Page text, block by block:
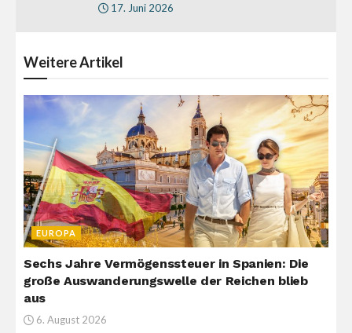
17. Juni 2026
WeitereArtikel
EUROPA
Sechs Jahre Vermögenssteuer in Spanien: Die
große Auswanderungswelle der Reichen blieb
aus
6. August 2026